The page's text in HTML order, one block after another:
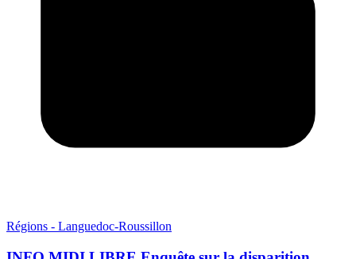
Régions - Languedoc-Roussillon